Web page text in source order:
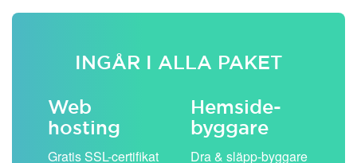
INGÅR I ALLA PAKET
Web
hosting
Gratis SSL-certifikat
Hemside­
byggare
Dra & släpp-byggare